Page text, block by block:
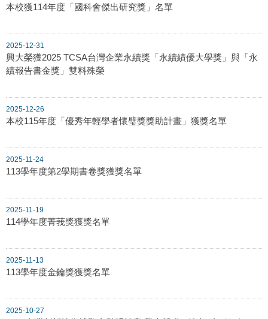
本校獲114年度「國科會傑出研究獎」名單
2025-12-31
興大榮獲2025 TCSA台灣企業永續獎「永續績優大學獎」與「永
續報告書金獎」雙料殊榮
2025-12-26
本校115年度「優秀年輕學者懷璧獎獎助計畫」獲獎名單
2025-11-24
113學年度第2學期書卷獎獲獎名單
2025-11-19
114學年度菁莪獎獲獎名單
2025-11-13
113學年度金鑰獎獲獎名單
2025-10-27